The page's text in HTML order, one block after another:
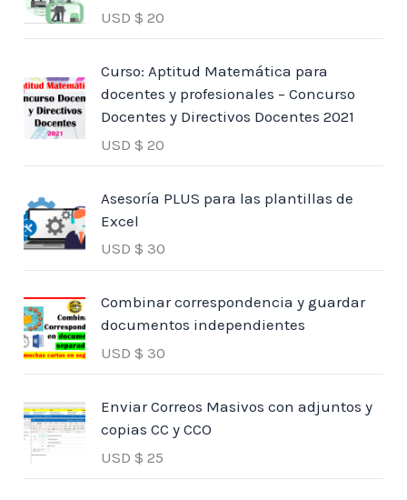
USD $ 20
Curso: Aptitud Matemática para
docentes y profesionales – Concurso
Docentes y Directivos Docentes 2021
USD $ 20
Asesoría PLUS para las plantillas de
Excel
USD $ 30
Combinar correspondencia y guardar
documentos independientes
USD $ 30
Enviar Correos Masivos con adjuntos y
copias CC y CCO
USD $ 25